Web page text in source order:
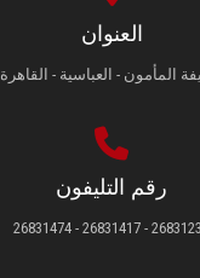
العنوان
المأمون - العباسية -
رقم التليفون
26831231 - 26831417 -